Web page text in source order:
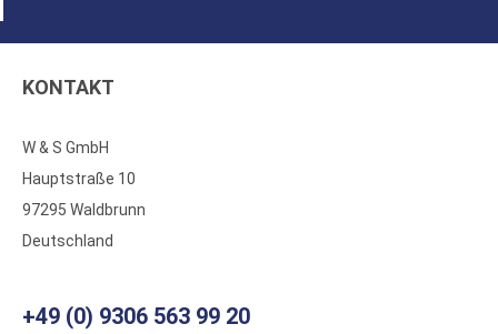
KONTAKT
W & S GmbH
Hauptstraße 10
97295 Waldbrunn
Deutschland
+49 (0) 9306 563 99 20